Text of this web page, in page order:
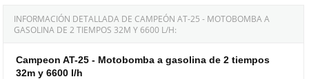
INFORMACIÓN DETALLADA DE CAMPEÓN AT-25 - MOTOBOMBA A
GASOLINA DE 2 TIEMPOS 32M Y 6600 L/H:
Campeon AT-25 - Motobomba a gasolina de 2 tiempos
32m y 6600 l/h